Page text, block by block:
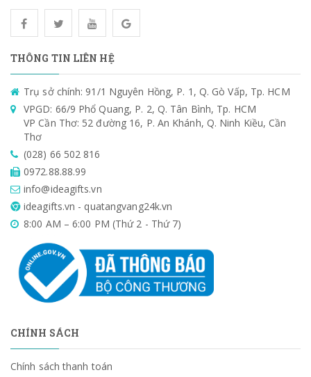
THÔNG TIN LIÊN HỆ
Trụ sở chính: 91/1 Nguyên Hồng, P. 1, Q. Gò Vấp, Tp. HCM
VPGD: 66/9 Phổ Quang, P. 2, Q. Tân Bình, Tp. HCM
VP Cần Thơ: 52 đường 16, P. An Khánh, Q. Ninh Kiều, Cần
Thơ
(028) 66 502 816
0972.88.88.99
info@ideagifts.vn
ideagifts.vn - quatangvang24k.vn
8:00 AM – 6:00 PM (Thứ 2 - Thứ 7)
CHÍNH SÁCH
Chính sách thanh toán